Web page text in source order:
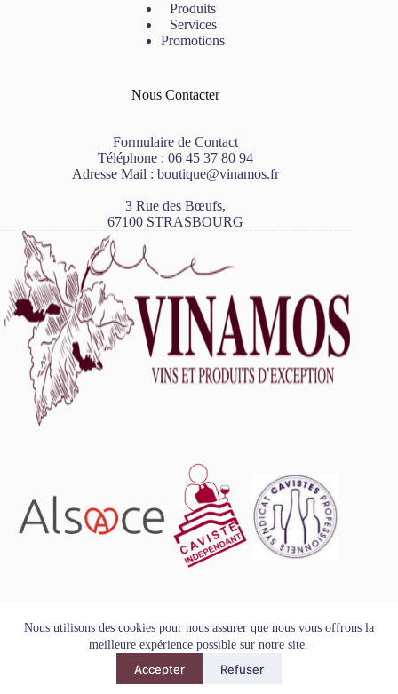
Nous utilisons des cookies pour nous assurer que nous vous offrons la
meilleure expérience possible sur notre site.
Accepter Refuser
Produits
Services
Promotions
Nous Contacter
Formulaire de Contact
Téléphone : 06 45 37 80 94
Adresse Mail : boutique@vinamos.fr
3 Rue des Bœufs,
67100 STRASBOURG
avec modération.
Tous droits réservés - Copyright VINAMOS © 2026
Conditions Générales de Vente